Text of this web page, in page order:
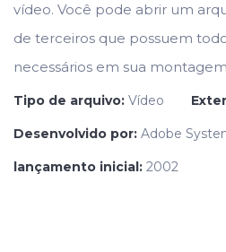
vídeo. Você pode abrir um
de terceiros que possuem
necessários em sua
Tipo de arquivo: Vídeo
Desenvolvido por: Adobe
lançamento inicial: 2002